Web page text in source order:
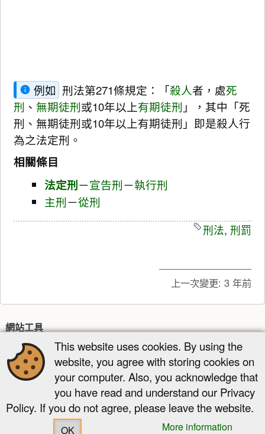
例如 刑法第271條規定：「殺人者，處死
刑 、 無期徒刑或10年以上有期徒刑 」，其中「死
刑、無期徒刑或10年以上有期徒刑」即是殺人行
為之法定刑。
相關條目
法定刑－宣告刑－執行刑
主刑－從刑
刑法, 刑罰
上一次變更: 3 年前
網站工具
最近更新 多媒體管理器 網站地圖
頁面工具
舊版 反向連結 回到頁頂
This website uses cookies. By using the
website, you agree with storing cookies on
your computer. Also, you acknowledge that
you have read and understand our Privacy
Policy. If you do not agree, please leave the website.
OK More information